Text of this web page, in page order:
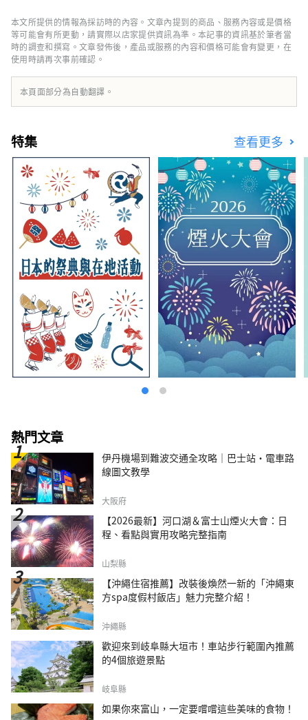
人、商品、歷史和文化交織在一起，我們的目標
是創造該地區獨特的價值，完善遠野品牌，並振
興該地區。
本文所提供的情報為採訪時的內容。文章內提到的商品、服務內容或是價格
等可能會有所更動，請實際以店家提供資訊為準。本記事的資訊基於筆者當
時的調查和撰寫。文章發佈後，產品或服務的內容和價格可能會有變更，在
使用時請再次事前確認。
本頁面部分為自動翻譯。
特集 查看更多
熱門文章
伊丹機場到難波交通全攻略｜巴士站・電車路
線圖文教學
大阪府
【2026最新】河口湖＆富士山煙火大會：日
程、看點與實用攻略完整指南
山梨縣
【沖繩住宿推薦】改裝後煥然一新的「沖繩東
方spa度假村飯店」魅力完整介紹！
沖繩縣
歡迎來到岐阜縣大垣市！車站步行範圍內推薦
的4個旅遊景點
岐阜縣
如果你來富山，一定要嚐嚐這些美味的食物！